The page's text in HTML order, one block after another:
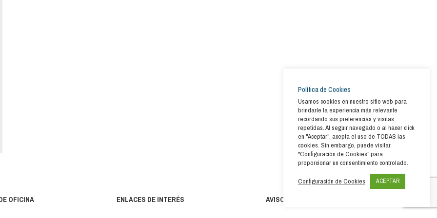
OFICINA ENLACES DE INTERÉS AVISO LEGAL
Política de Cookies
Usamos cookies en nuestro sitio web para
brindarle la experiencia más relevante
recordando sus preferencias y visitas
repetidas. Al seguir navegado o al hacer click
en "Aceptar", acepta el uso de TODAS las
cookies. Sin embargo, puede visitar
"Configuración de Cookies" para
proporcionar un consentimiento controlado.
Configuración de Cookies
ACEPTAR